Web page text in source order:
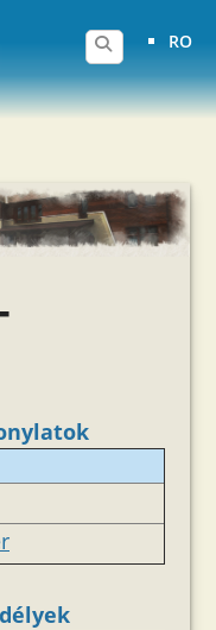
RO